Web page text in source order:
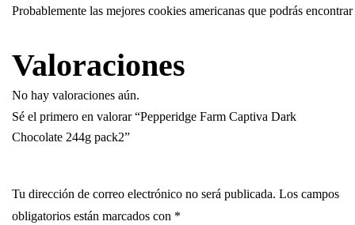
Probablemente las mejores cookies americanas que podrás
Valoraciones
No hay valoraciones aún.
Sé el primero en valorar “Pepperidge Farm Captiva Dark
Chocolate 244g pack2”
Tu dirección de correo electrónico no será publicada. Los campos
obligatorios están marcados con *